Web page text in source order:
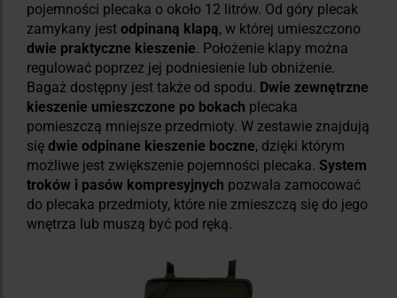
pojemności plecaka o około 12 litrów. Od góry plecak
zamykany jest odpinaną klapą, w której umieszczono
dwie praktyczne kieszenie. Położenie klapy można
regulować poprzez jej podniesienie lub obniżenie.
Bagaż dostępny jest także od spodu. Dwie zewnętrzne
kieszenie umieszczone po bokach plecaka
pomieszczą mniejsze przedmioty. W zestawie znajdują
się dwie odpinane kieszenie boczne, dzięki którym
możliwe jest zwiększenie pojemności plecaka. System
troków i pasów kompresyjnych pozwala zamocować
do plecaka przedmioty, które nie zmieszczą się do jego
wnętrza lub muszą być pod ręką.